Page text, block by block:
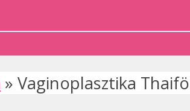
» Vaginoplasztika